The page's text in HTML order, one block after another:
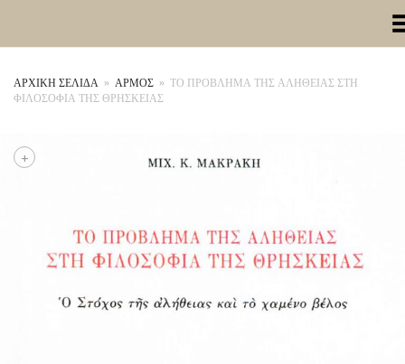
Toggle
ΑΡΧΙΚΉ ΣΕΛΊΔΑ » ΑΡΜΟΣ » ΤΟ ΠΡΟΒΛΗΜΑ ΤΗΣ ΑΛΗΘΕΙΑΣ ΣΤΗ
ΦΙΛΟΣΟΦΙΑ ΤΗΣ ΘΡΗΣΚΕΙΑΣ
+